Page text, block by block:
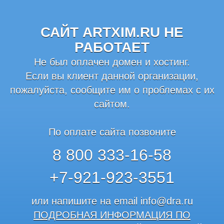
САЙТ ARTXIM.RU НЕ
РАБОТАЕТ
Не был оплачен домен и хостинг.
Если вы клиент данной организации,
пожалуйста, сообщите им о проблемах с их
сайтом.
По оплате сайта позвоните
8 800 333-16-58
+7-921-923-3551
или напишите на email info@dra.ru
ПОДРОБНАЯ ИНФОРМАЦИЯ ПО